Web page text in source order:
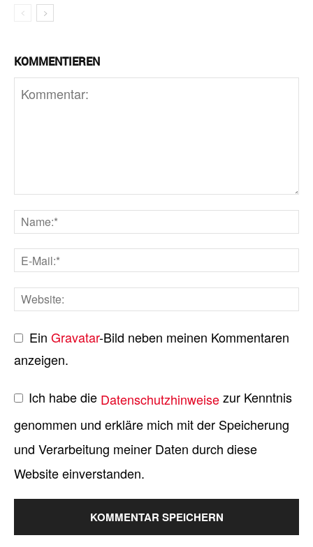
KOMMENTIEREN
EinGravatar-Bild neben meinen Kommentaren
anzeigen.
Ich habe die Datenschutzhinweisezur Kenntnis
genommen und erkläre mich mit der Speicherung
und Verarbeitung meiner Daten durch diese
Website einverstanden.